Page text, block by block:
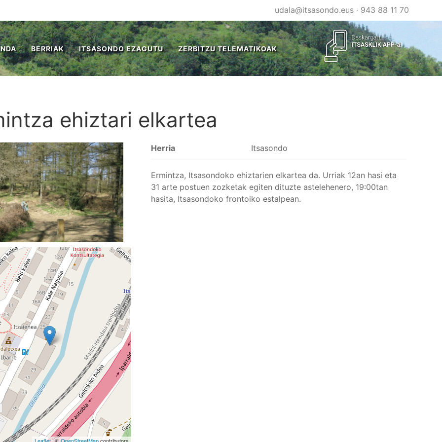
udala@itsasondo.eus· 943 88 11 70
BERRIAK ITSASONDO EZAGUTU ZERBITZU TELEMATIKOAK
ehiztari elkartea
Herria Itsasondo
Ermintza, Itsasondoko ehiztarien elkartea da. Urriak 12an hasi eta
31 arte postuen zozketak egiten dituzte astelehenero, 19:00tan
hasita, Itsasondoko frontoiko estalpean.